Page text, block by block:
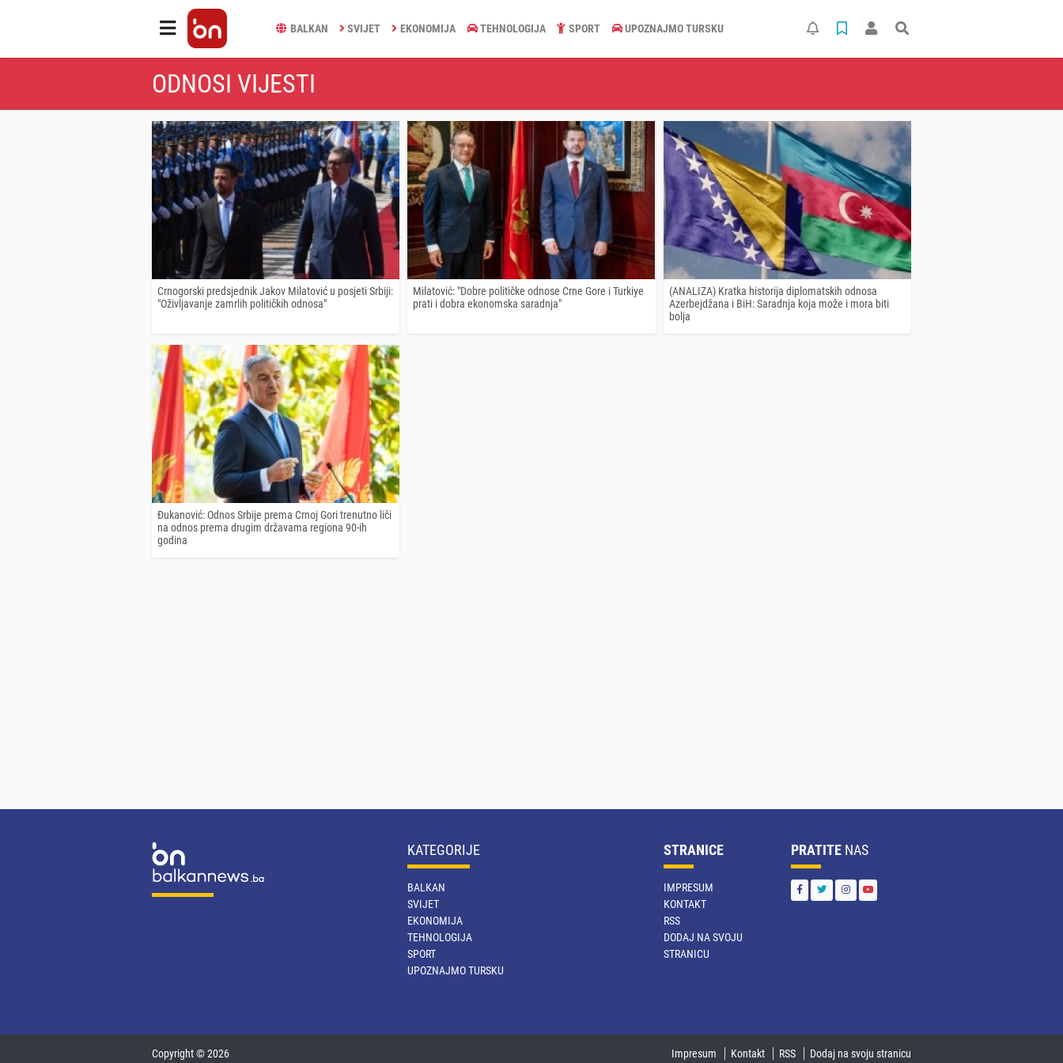
BALKAN SVIJET EKONOMIJA TEHNOLOGIJA SPORT UPOZNAJMO TURSKU
ODNOSI VIJESTI
Crnogorski predsjednik Jakov Milatović u posjeti Srbiji:
"Oživljavanje zamrlih političkih odnosa"
Milatović: "Dobre političke odnose Crne Gore i Turkiye
prati i dobra ekonomska saradnja"
(ANALIZA) Kratka historija diplomatskih odnosa
Azerbejdžana i BiH: Saradnja koja može i mora biti
bolja
Đukanović: Odnos Srbije prema Crnoj Gori trenutno liči
na odnos prema drugim državama regiona 90-ih
godina
KATEGORIJE
BALKAN
SVIJET
EKONOMIJA
TEHNOLOGIJA
SPORT
UPOZNAJMO TURSKU
STRANICE
IMPRESUM
KONTAKT
RSS
DODAJ NA SVOJU
STRANICU
PRATITE NAS
Copyright © 2026 Impresum Kontakt RSS Dodaj na svoju stranicu